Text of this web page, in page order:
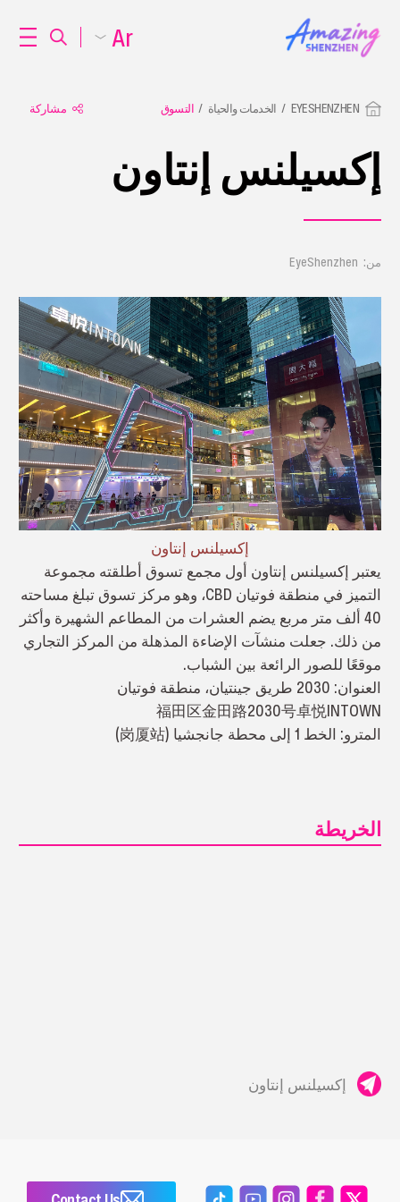
EYESHENZHEN الخدمات والحياة التسوق مشاركة
إكسيلنس إنتاون
من: EyeShenzhen
إكسيلنس إنتاون
يعتبر إكسيلنس إنتاون أول مجمع تسوق أطلقته مجموعة
التميز في منطقة فوتيان CBD، وهو مركز تسوق تبلغ مساحته
40 ألف متر مربع يضم العشرات من المطاعم الشهيرة وأكثر
من ذلك. جعلت منشآت الإضاءة المذهلة من المركز التجاري
موقعًا للصور الرائعة بين الشباب.
العنوان: 2030 طريق جينتيان، منطقة فوتيان
福田区金田路2030号卓悦INTOWN
المترو: الخط 1 إلى محطة جانجشيا (岗厦站)
الخريطة
إكسيلنس إنتاون
Ar